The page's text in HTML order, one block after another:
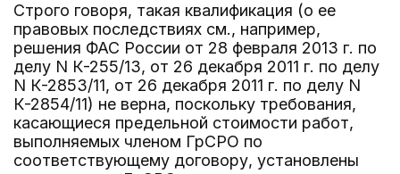
Строго говоря, такая квалификация (о ее
правовых последствиях см., например,
решения ФАС России от 28 февраля 2013 г. по
делу N К-255/13, от 26 декабря 2011 г. по делу
N К-2853/11, от 26 декабря 2011 г. по делу N
К-2854/11) не верна, поскольку требования,
касающиеся предельной стоимости работ,
выполняемых членом ГрСРО по
соответствующему договору, установлены